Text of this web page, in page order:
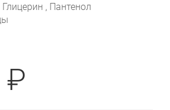
, Пантенол
₽